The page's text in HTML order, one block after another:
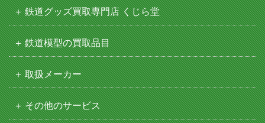
鉄道グッズ買取専門店 くじら堂
鉄道模型の買取品目
取扱メーカー
その他のサービス